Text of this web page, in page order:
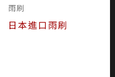
雨刷
日本進口雨刷